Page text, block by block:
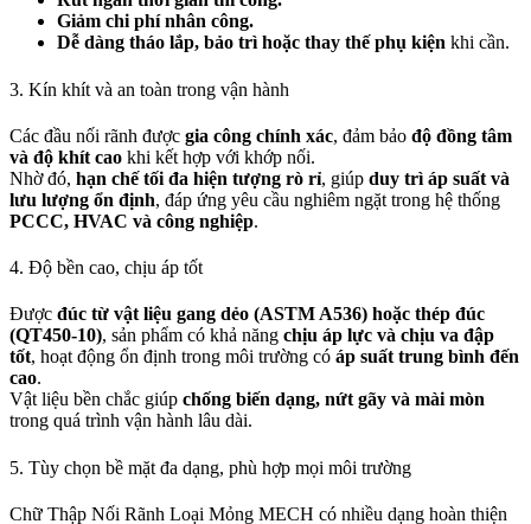
Giảm chi phí nhân công.
Dễ dàng tháo lắp, bảo trì hoặc thay thế phụ kiện khi cần.
3. Kín khít và an toàn trong vận hành
Các đầu nối rãnh được gia công chính xác, đảm bảo độ đồng tâm
và độ khít cao khi kết hợp với khớp nối.
Nhờ đó, hạn chế tối đa hiện tượng rò rỉ, giúp duy trì áp suất và
lưu lượng ổn định, đáp ứng yêu cầu nghiêm ngặt trong hệ thống
PCCC, HVAC và công nghiệp.
4. Độ bền cao, chịu áp tốt
Được đúc từ vật liệu gang dẻo (ASTM A536) hoặc thép đúc
(QT450-10), sản phẩm có khả năng chịu áp lực và chịu va đập
tốt, hoạt động ổn định trong môi trường có áp suất trung bình đến
cao.
Vật liệu bền chắc giúp chống biến dạng, nứt gãy và mài mòn
trong quá trình vận hành lâu dài.
5. Tùy chọn bề mặt đa dạng, phù hợp mọi môi trường
Chữ Thập Nối Rãnh Loại Mỏng MECH có nhiều dạng hoàn thiện